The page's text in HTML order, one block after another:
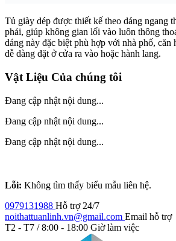
Tủ giày dép được thiết kế theo dáng ngang
phải, giúp không gian lối vào luôn thông
dáng này đặc biệt phù hợp với nhà phố, căn
dễ dàng đặt ở cửa ra vào hoặc hành lang.
Vật Liệu Của chúng tôi
Đang cập nhật nội dung...
Đang cập nhật nội dung...
Đang cập nhật nội dung...
Lỗi: Không tìm thấy biểu mẫu liên hệ.
0979131988 Hỗ trợ 24/7
noithattuanlinh.vn@gmail.com Email hỗ trợ
T2 - T7 / 8:00 - 18:00 Giờ làm việc